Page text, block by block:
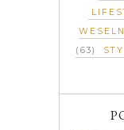
(63)